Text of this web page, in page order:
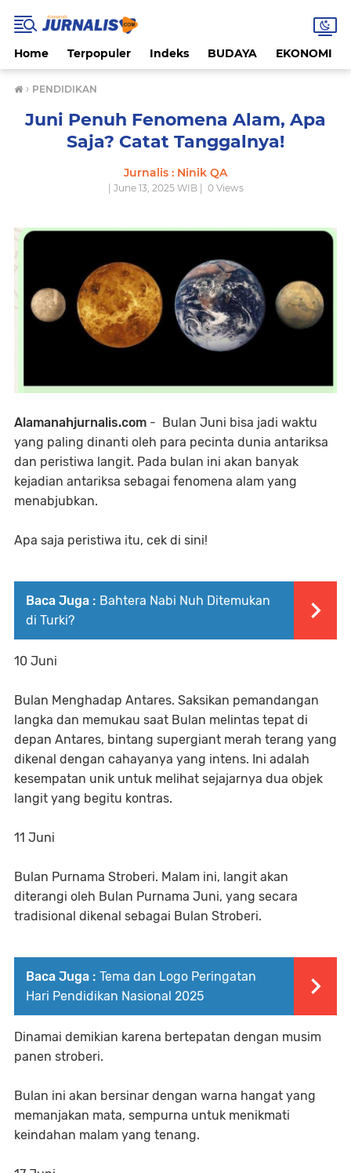
Home Terpopuler Indeks BUDAYA EKONOMI
› PENDIDIKAN
Juni Penuh Fenomena Alam, Apa
Saja? Catat Tanggalnya!
Jurnalis : Ninik QA
| June 13, 2025 WIB | 0Views
Alamanahjurnalis.com - Bulan Juni bisa jadi waktu
yang paling dinanti oleh para pecinta dunia antariksa
dan peristiwa langit. Pada bulan ini akan banyak
kejadian antariksa sebagai fenomena alam yang
menabjubkan.
Apa saja peristiwa itu, cek di sini!
Baca Juga : Bahtera Nabi Nuh Ditemukan
di Turki?
10 Juni
Bulan Menghadap Antares. Saksikan pemandangan
langka dan memukau saat Bulan melintas tepat di
depan Antares, bintang supergiant merah terang yang
dikenal dengan cahayanya yang intens. Ini adalah
kesempatan unik untuk melihat sejajarnya dua objek
langit yang begitu kontras.
11 Juni
Bulan Purnama Stroberi. Malam ini, langit akan
diterangi oleh Bulan Purnama Juni, yang secara
tradisional dikenal sebagai Bulan Stroberi.
Baca Juga : Tema dan Logo Peringatan
Hari Pendidikan Nasional 2025
Dinamai demikian karena bertepatan dengan musim
panen stroberi.
Bulan ini akan bersinar dengan warna hangat yang
memanjakan mata, sempurna untuk menikmati
keindahan malam yang tenang.